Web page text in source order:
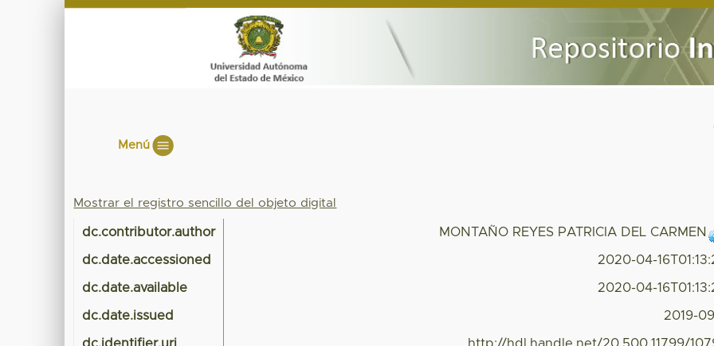
Menú
Mostrar el registro sencillo del objeto digital
dc.contributor.author MONTAÑO REYES PATRICIA DEL CARMEN
dc.date.accessioned 2020-04-
dc.date.available 2020-04-
dc.date.issued 2019-